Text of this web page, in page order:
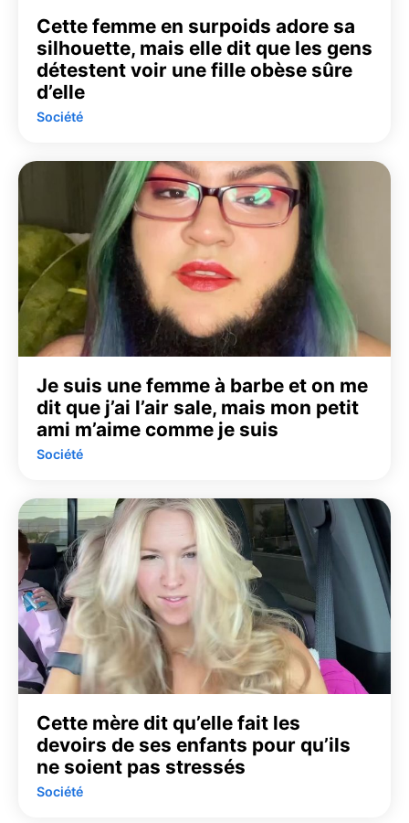
Cette femme en surpoids adore sa
silhouette, mais elle dit que les gens
détestent voir une fille obèse sûre
d’elle
Société
Je suis une femme à barbe et on me
dit que j’ai l’air sale, mais mon petit
ami m’aime comme je suis
Société
Cette mère dit qu’elle fait les
devoirs de ses enfants pour qu’ils
ne soient pas stressés
Société